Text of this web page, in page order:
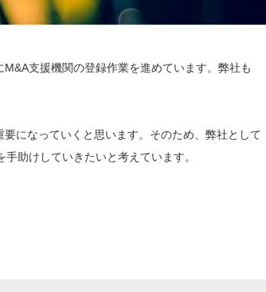
支援機関の登録作業を進めています。弊社も
になっていくと思います。そのため、弊社として
助けしていきたいと考えています。